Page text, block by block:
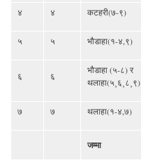
४ ४ कटहरी(७-९)
५ ५ भौडाहा(१-४,९)
६ ६
भौडाहा (५-८) र
थलाहा(५¸६¸८¸९)
७ ७ थलाहा(१-४,७)
जम्मा